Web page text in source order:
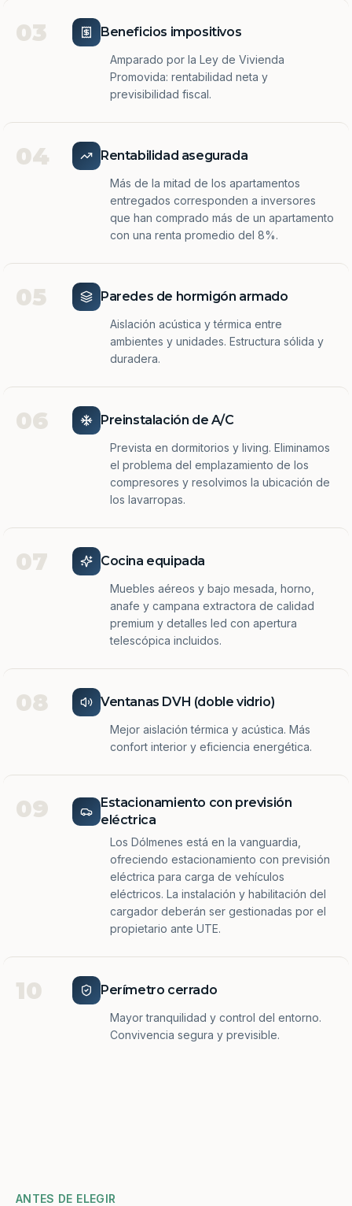
03 Beneficios impositivos
Amparado por la Ley de Vivienda
Promovida: rentabilidad neta y
previsibilidad fiscal.
04 Rentabilidad asegurada
Más de la mitad de los apartamentos
entregados corresponden a inversores
que han comprado más de un apartamento
con una renta promedio del 8%.
05 Paredes de hormigón armado
Aislación acústica y térmica entre
ambientes y unidades. Estructura sólida y
duradera.
06 Preinstalación de A/C
Prevista en dormitorios y living. Eliminamos
el problema del emplazamiento de los
compresores y resolvimos la ubicación de
los lavarropas.
07 Cocina equipada
Muebles aéreos y bajo mesada, horno,
anafe y campana extractora de calidad
premium y detalles led con apertura
telescópica incluidos.
08 Ventanas DVH (doble vidrio)
Mejor aislación térmica y acústica. Más
confort interior y eficiencia energética.
09
Estacionamiento con previsión
eléctrica
Los Dólmenes está en la vanguardia,
ofreciendo estacionamiento con previsión
eléctrica para carga de vehículos
eléctricos. La instalación y habilitación del
cargador deberán ser gestionadas por el
propietario ante UTE.
10 Perímetro cerrado
Mayor tranquilidad y control del entorno.
Convivencia segura y previsible.
ANTES DE ELEGIR